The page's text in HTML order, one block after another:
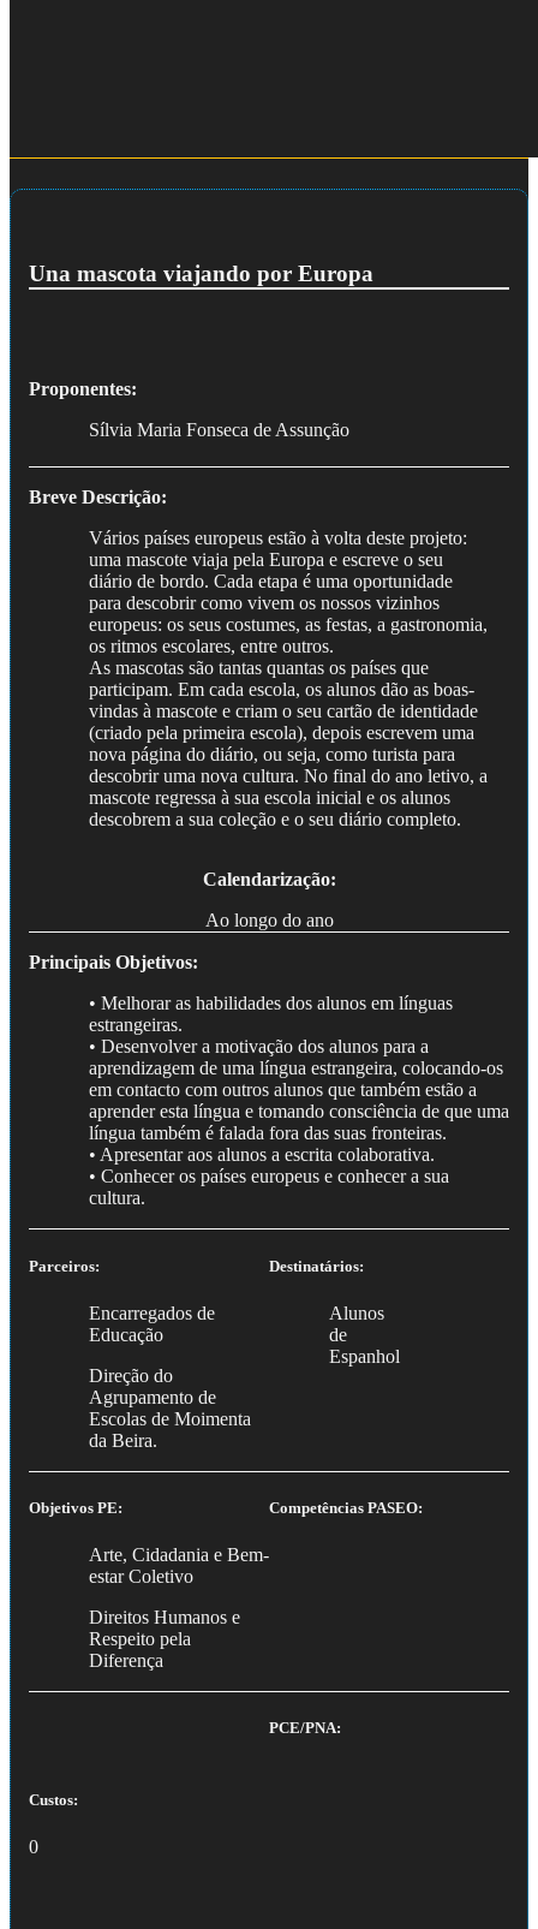
Una mascota viajando por Europa
Proponentes:
Sílvia Maria Fonseca de Assunção
Breve Descrição:
Vários países europeus estão à volta deste projeto:
uma mascote viaja pela Europa e escreve o seu
diário de bordo. Cada etapa é uma oportunidade
para descobrir como vivem os nossos vizinhos
europeus: os seus costumes, as festas, a gastronomia,
os ritmos escolares, entre outros.
As mascotas são tantas quantas os países que
participam. Em cada escola, os alunos dão as boas-
vindas à mascote e criam o seu cartão de identidade
(criado pela primeira escola), depois escrevem uma
nova página do diário, ou seja, como turista para
descobrir uma nova cultura. No final do ano letivo, a
mascote regressa à sua escola inicial e os alunos
descobrem a sua coleção e o seu diário completo.
Calendarização:
Ao longo do ano
Principais Objetivos:
• Melhorar as habilidades dos alunos em línguas
estrangeiras.
• Desenvolver a motivação dos alunos para a
aprendizagem de uma língua estrangeira, colocando-os
em contacto com outros alunos que também estão a
aprender esta língua e tomando consciência de que uma
língua também é falada fora das suas fronteiras.
• Apresentar aos alunos a escrita colaborativa.
• Conhecer os países europeus e conhecer a sua
cultura.
Parceiros:
Encarregados de
Educação
Direção do
Agrupamento de
Escolas de Moimenta
da Beira.
Destinatários:
Alunos
de
Espanhol
Objetivos PE:
Arte, Cidadania e Bem-
estar Coletivo
Direitos Humanos e
Respeito pela
Diferença
Competências PASEO:
Custos:
0
PCE/PNA: